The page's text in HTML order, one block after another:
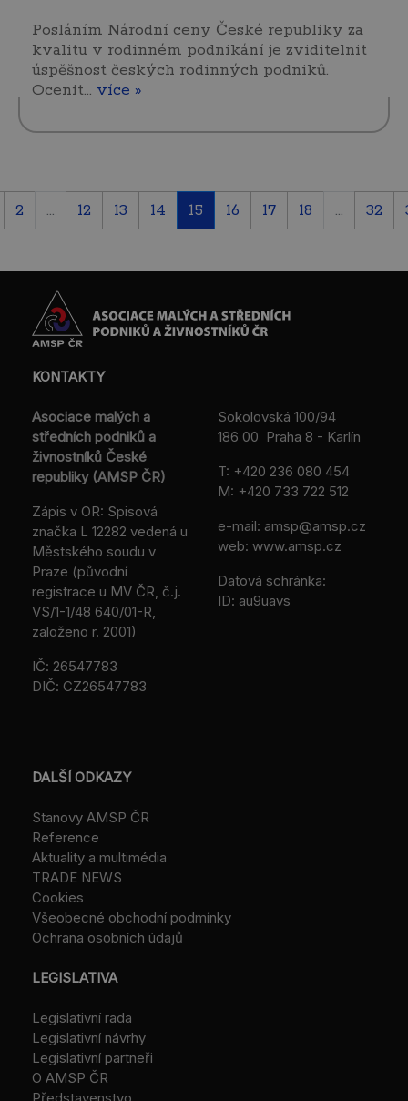
Posláním Národní ceny České republiky za
kvalitu v rodinném podnikání je zviditelnit
úspěšnost českých rodinných podniků.
Ocenit… více »
2 ... 12 13 14 15 16 17 18 ... 32
KONTAKTY
Asociace malých a
středních podniků a
živnostníků České
republiky (AMSP ČR)
Zápis v OR: Spisová
značka L 12282 vedená u
Městského soudu v
Praze (původní
registrace u MV ČR, č.j.
VS/1-1/48 640/01-R,
založeno r. 2001)
IČ: 26547783
DIČ: CZ26547783
Sokolovská 100/94
186 00 Praha 8 - Karlín
T: +420 236 080 454
M: +420 733 722 512
e-mail: amsp@amsp.cz
web: www.amsp.cz
Datová schránka:
ID: au9uavs
DALŠÍ ODKAZY
Stanovy AMSP ČR
Reference
Aktuality a multimédia
TRADE NEWS
Cookies
Všeobecné obchodní podmínky
Ochrana osobních údajů
LEGISLATIVA
Legislativní rada
Legislativní návrhy
Legislativní partneři
O AMSP ČR
Představenstvo